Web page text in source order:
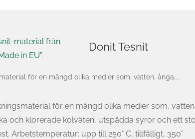
Donit Tesnit
för en mängd olika medier som, vatten, ånga,...
för en mängd olika medier som,
och klorerade kolväten, utspädda syror och ett
Arbetstemperatur: upp till 250° C, tillfälligt, 350°